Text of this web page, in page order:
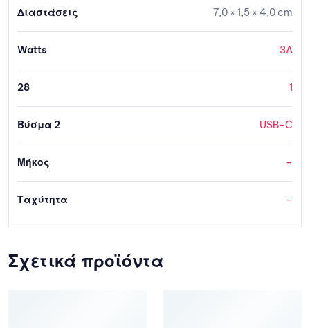
Διαστάσεις 7,0 × 1,5 × 4,0 cm
Watts 3A
28 1
Βύσμα 2 USB-C
Μήκος –
Ταχύτητα –
Σχετικά προϊόντα